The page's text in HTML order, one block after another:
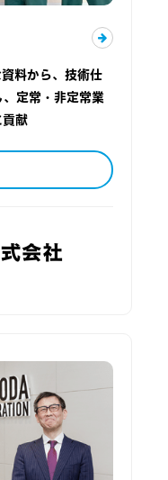
料から、技術仕
定常・非定常業
献